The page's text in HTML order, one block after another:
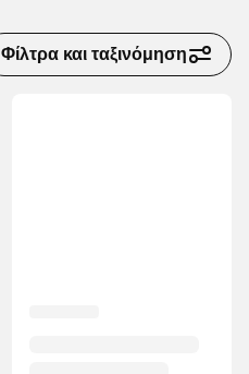
Φίλτρα και ταξινόμηση